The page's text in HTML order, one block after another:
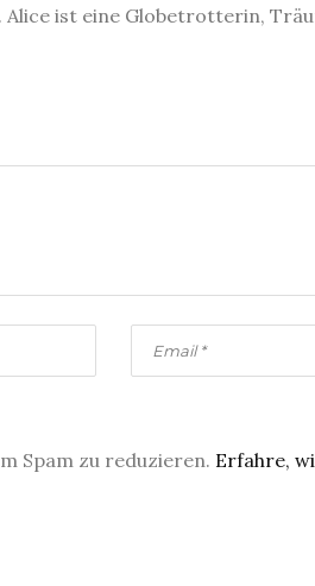
Alice ist eine Globetrotterin,
Spam zu reduzieren. Erfahre,